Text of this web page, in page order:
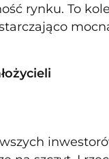
rynku. To